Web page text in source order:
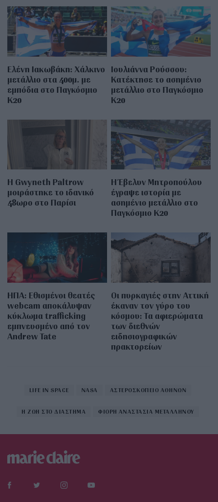
Ελένη Ιακωβάκη: Χάλκινο
μετάλλιο στα 400μ. με
εμπόδια στο Παγκόσμιο
Κ20
Ιουλιάννα Ρούσσου:
Κατέκτησε το ασημένιο
μετάλλιο στο Παγκόσμιο
Κ20
Η Gwyneth Paltrow
μοιράστηκε το ιδανικό
48ωρο στο Παρίσι
Η Έβελυν Μητροπούλου
έγραψε ιστορία με
ασημένιο μετάλλιο στο
Παγκόσμιο Κ20
ΗΠΑ: Εθισμένοι θεατές
webcam αποκάλυψαν
κύκλωμα trafficking
εμπνευσμένο από τον
Andrew Tate
Οι πυρκαγιές στην Αττική
έκαναν τον γύρο του
κόσμου: Τα αφιερώματα
των διεθνών
ειδησιογραφικών
πρακτορείων
LIFE IN SPACE NASA ΑΣΤΕΡΟΣΚΟΠΕΙΟ ΑΘΗΝΩΝ
Η ΖΩΗ ΣΤΟ ΔΙΑΣΤΗΜΑ ΦΙΟΡΗ ΑΝΑΣΤΑΣΙΑ ΜΕΤΑΛΛΗΝΟΥ